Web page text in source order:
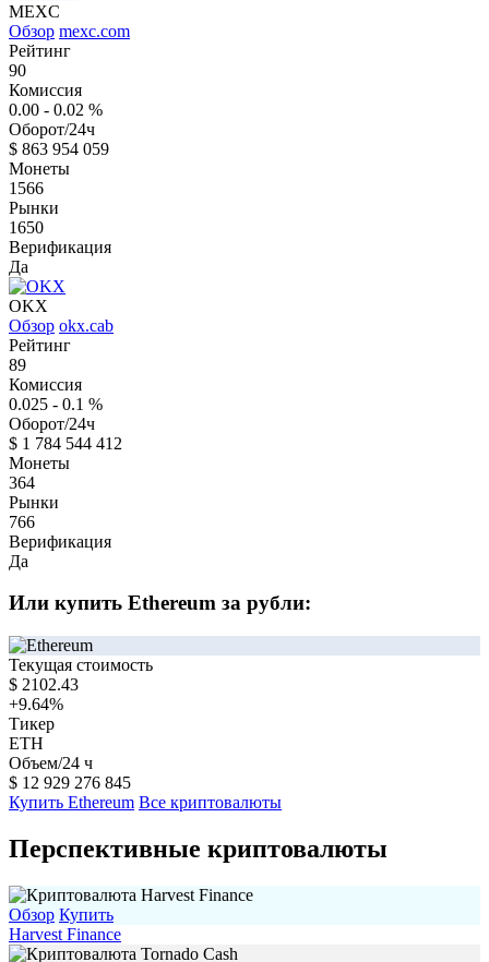
MEXC
Обзор mexc.com
Рейтинг
90
Комиссия
0.00 - 0.02 %
Оборот/24ч
$ 863 954 059
Монеты
1566
Рынки
1650
Верификация
Да
OKX
Обзор okx.cab
Рейтинг
89
Комиссия
0.025 - 0.1 %
Оборот/24ч
$ 1 784 544 412
Монеты
364
Рынки
766
Верификация
Да
Или купить Ethereum за рубли:
Текущая стоимость
$ 2102.43
+9.64%
Тикер
ETH
Объем/24 ч
$ 12 929 276 845
Купить Ethereum Все криптовалюты
Перспективные криптовалюты
Обзор Купить
Harvest Finance